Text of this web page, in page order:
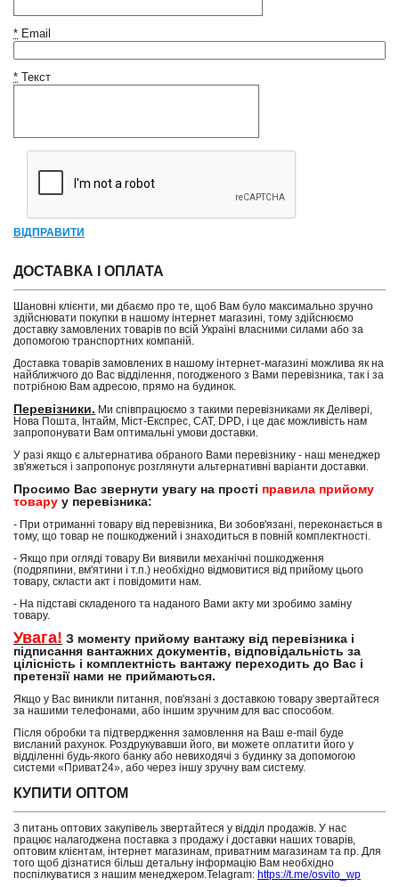
* Email
* Текст
ВІДПРАВИТИ
ДОСТАВКА І ОПЛАТА
Шановні клієнти, ми дбаємо про те, щоб Вам було максимально зручно
здійснювати покупки в нашому інтернет магазині, тому здійснюємо
доставку замовлених товарів по всій Україні власними силами або за
допомогою транспортних компаній.
Доставка товарів замовлених в нашому інтернет-магазині можлива як на
найближчого до Вас відділення, погодженого з Вами перевізника, так і за
потрібною Вам адресою, прямо на будинок.
Перевізники. Ми співпрацюємо з такими перевізниками як Делівері,
Нова Пошта, Інтайм, Міст-Експрес, САТ, DPD, і це дає можливість нам
запропонувати Вам оптимальні умови доставки.
У разі якщо є альтернатива обраного Вами перевізнику - наш менеджер
зв'яжеться і запропонує розглянути альтернативні варіанти доставки.
Просимо Вас звернути увагу на прості правила прийому
товару у перевізника:
- При отриманні товару від перевізника, Ви зобов'язані, переконається в
тому, що товар не пошкоджений і знаходиться в повній комплектності.
- Якщо при огляді товару Ви виявили механічні пошкодження
(подряпини, вм'ятини і т.п.) необхідно відмовитися від прийому цього
товару, скласти акт і повідомити нам.
- На підставі складеного та наданого Вами акту ми зробимо заміну
товару.
Увага! З моменту прийому вантажу від перевізника і
підписання вантажних документів, відповідальність за
цілісність і комплектність вантажу переходить до Вас і
претензії нами не приймаються.
Якщо у Вас виникли питання, пов'язані з доставкою товару звертайтеся
за нашими телефонами, або іншим зручним для вас способом.
Після обробки та підтвердження замовлення на Ваш e-mail буде
висланий рахунок. Роздрукувавши його, ви можете оплатити його у
відділенні будь-якого банку або невиходячі з будинку за допомогою
системи «Приват24», або через іншу зручну вам систему.
КУПИТИ ОПТОМ
З питань оптових закупівель звертайтеся у відділ продажів. У нас
працює налагоджена поставка з продажу і доставки наших товарів,
оптовим клієнтам, інтернет магазинам, приватним магазинам та пр. Для
того щоб дізнатися більш детальну інформацію Вам необхідно
поспілкуватися з нашим менеджером.Telagram: https://t.me/osvito_wp